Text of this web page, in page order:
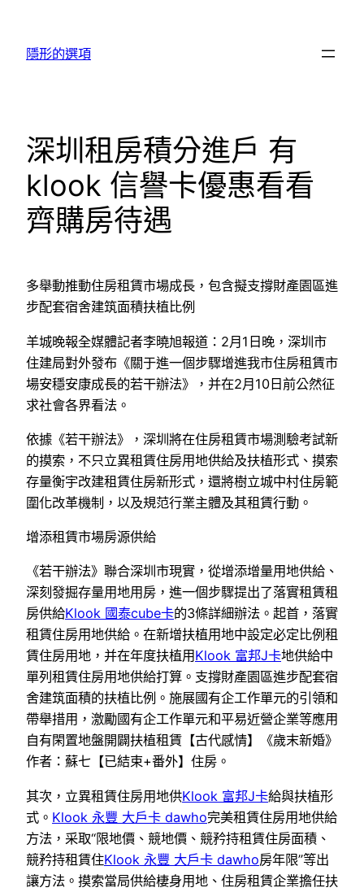
隱形的選項
深圳租房積分進戶 有
klook 信譽卡優惠看看
齊購房待遇
多舉動推動住房租賃市場成長，包含擬支撐財產園區進
步配套宿舍建筑面積扶植比例
羊城晚報全媒體記者李曉旭報道：2月1日晚，深圳市
住建局對外發布《關于進一個步驟增進我市住房租賃市
場安穩安康成長的若干辦法》，并在2月10日前公然征
求社會各界看法。
依據《若干辦法》，深圳將在住房租賃市場測驗考試新
的摸索，不只立異租賃住房用地供給及扶植形式、摸索
存量衡宇改建租賃住房新形式，還將樹立城中村住房範
圍化改革機制，以及規范行業主體及其租賃行動。
增添租賃市場房源供給
《若干辦法》聯合深圳市現實，從增添增量用地供給、
深刻發掘存量用地用房，進一個步驟提出了落實租賃租
房供給Klook 國泰cube卡的3條詳細辦法。起首，落實
租賃住房用地供給。在新增扶植用地中設定必定比例租
賃住房用地，并在年度扶植用Klook 富邦J卡地供給中
單列租賃住房用地供給打算。支撐財產園區進步配套宿
舍建筑面積的扶植比例。施展國有企工作單元的引領和
帶舉措用，激勵國有企工作單元和平易近營企業等應用
自有閑置地盤開闢扶植租賃【古代感情】《歲末新婚》
作者：蘇七【已結束+番外】住房。
其次，立異租賃住房用地供Klook 富邦J卡給與扶植形
式。 Klook 永豐 大戶卡 dawho完美租賃住房用地供給
方法，采取“限地價、競地價、競矜持租賃住房面積、
競矜持租賃住Klook 永豐 大戶卡 dawho房年限”等出
讓方法。摸索當局供給棲身用地、住房租賃企業擔任扶